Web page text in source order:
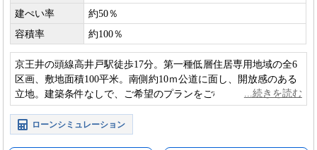
建ぺい率
約50％
容積率
約100％
京王井の頭線高井戸駅徒歩17分。第一種低層住居専用地域の全6
区画、敷地面積100平米。南側約10ｍ公道に面し、開放感のある
立地。建築条件なしで、ご希望のプランをご検討いただけま
す。
ローンシミュレーション